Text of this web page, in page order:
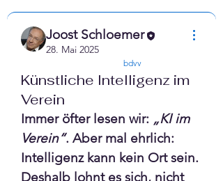
Joost Schloemer
28. Mai 2025
bdvv
Künstliche Intelligenz im
Verein
Immer öfter lesen wir: „KI im
Verein“. Aber mal ehrlich:
Intelligenz kann kein Ort sein.
Deshalb lohnt es sich, nicht